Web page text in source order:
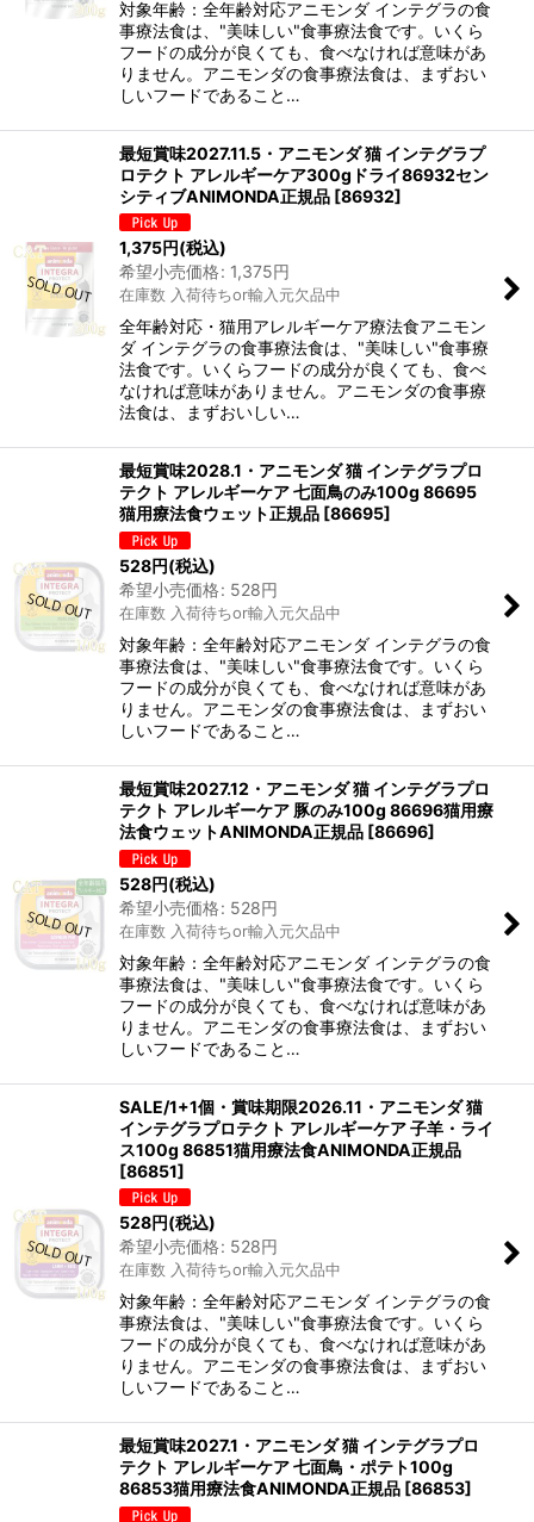
対象年齢：全年齢対応アニモンダ インテグラの食
事療法食は、"美味しい"食事療法食です。いくら
フードの成分が良くても、食べなければ意味があ
りません。アニモンダの食事療法食は、まずおい
しいフードであること…
最短賞味2027.11.5・アニモンダ 猫 インテグラプ
ロテクト アレルギーケア300gドライ86932セン
シティブANIMONDA正規品 [86932]
1,375円(税込)
希望小売価格: 1,375円
在庫数 入荷待ちor輸入元欠品中
全年齢対応・猫用アレルギーケア療法食アニモン
ダ インテグラの食事療法食は、"美味しい"食事療
法食です。いくらフードの成分が良くても、食べ
なければ意味がありません。アニモンダの食事療
法食は、まずおいしい…
最短賞味2028.1・アニモンダ 猫 インテグラプロ
テクト アレルギーケア 七面鳥のみ100g 86695
猫用療法食ウェット正規品 [86695]
528円(税込)
希望小売価格: 528円
在庫数 入荷待ちor輸入元欠品中
対象年齢：全年齢対応アニモンダ インテグラの食
事療法食は、"美味しい"食事療法食です。いくら
フードの成分が良くても、食べなければ意味があ
りません。アニモンダの食事療法食は、まずおい
しいフードであること…
最短賞味2027.12・アニモンダ 猫 インテグラプロ
テクト アレルギーケア 豚のみ100g 86696猫用療
法食ウェットANIMONDA正規品 [86696]
528円(税込)
希望小売価格: 528円
在庫数 入荷待ちor輸入元欠品中
対象年齢：全年齢対応アニモンダ インテグラの食
事療法食は、"美味しい"食事療法食です。いくら
フードの成分が良くても、食べなければ意味があ
りません。アニモンダの食事療法食は、まずおい
しいフードであること…
SALE/1+1個・賞味期限2026.11・アニモンダ 猫
インテグラプロテクト アレルギーケア 子羊・ライ
ス100g 86851猫用療法食ANIMONDA正規品
[86851]
528円(税込)
希望小売価格: 528円
在庫数 入荷待ちor輸入元欠品中
対象年齢：全年齢対応アニモンダ インテグラの食
事療法食は、"美味しい"食事療法食です。いくら
フードの成分が良くても、食べなければ意味があ
りません。アニモンダの食事療法食は、まずおい
しいフードであること…
最短賞味2027.1・アニモンダ 猫 インテグラプロ
テクト アレルギーケア 七面鳥・ポテト100g
86853猫用療法食ANIMONDA正規品 [86853]